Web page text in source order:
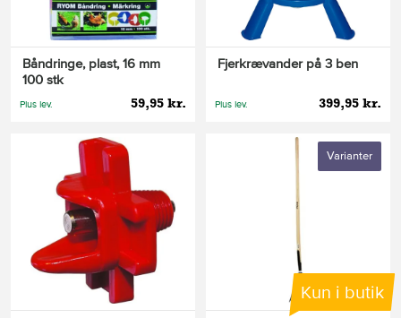
Båndringe, plast, 16 mm
100 stk
59,95 kr.
Plus lev.
Fjerkrævander på 3 ben
399,95 kr.
Plus lev.
Varianter
Kun i butik